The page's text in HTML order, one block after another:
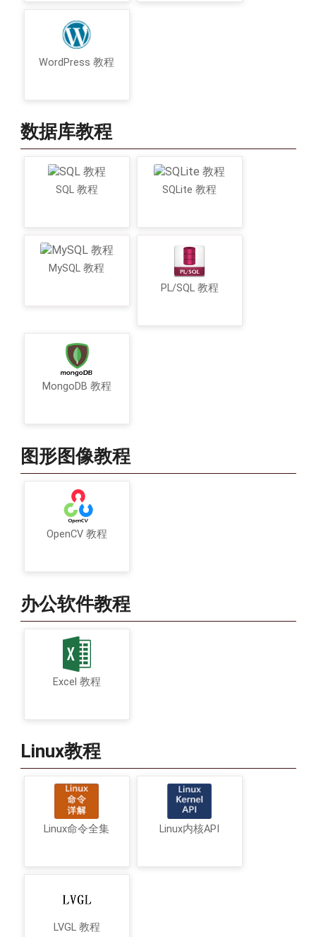
WordPress 教程
数据库教程
SQL 教程 SQLite 教程
MySQL 教程
PL/SQL 教程
MongoDB 教程
图形图像教程
OpenCV 教程
办公软件教程
Excel 教程
Linux教程
Linux命令全集 Linux内核API
LVGL 教程